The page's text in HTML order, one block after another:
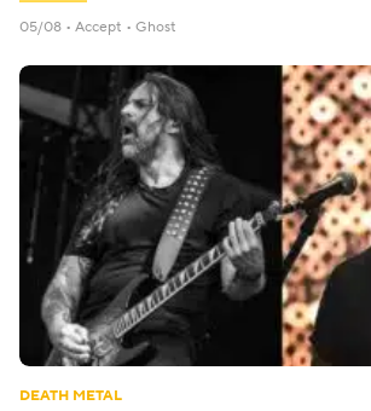
05/08 • Accept • Ghost
DEATH METAL